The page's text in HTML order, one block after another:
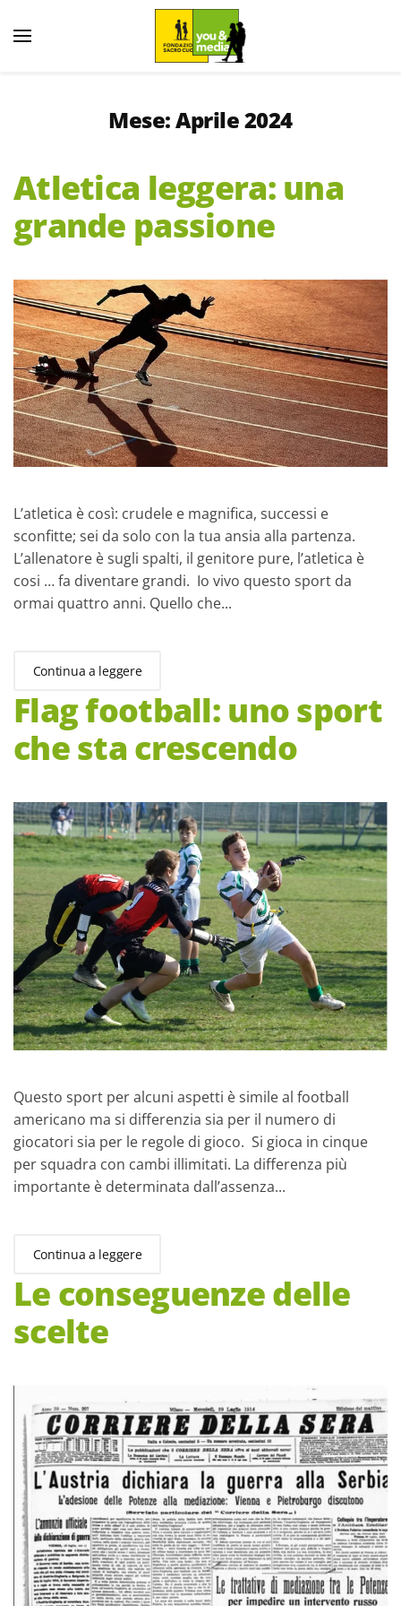
Mese:Aprile 2024
Atletica leggera: una
grande passione
L’atletica è così: crudele e magnifica, successi e
sconfitte; sei da solo con la tua ansia alla partenza.
L’allenatore è sugli spalti, il genitore pure, l’atletica è
cosi … fa diventare grandi. Io vivo questo sport da
ormai quattro anni. Quello che...
Continua a leggere
Flag football: uno sport
che sta crescendo
Questo sport per alcuni aspetti è simile al football
americano ma si differenzia sia per il numero di
giocatori sia per le regole di gioco. Si gioca in cinque
per squadra con cambi illimitati. La differenza più
importante è determinata dall’assenza...
Continua a leggere
Le conseguenze delle
scelte